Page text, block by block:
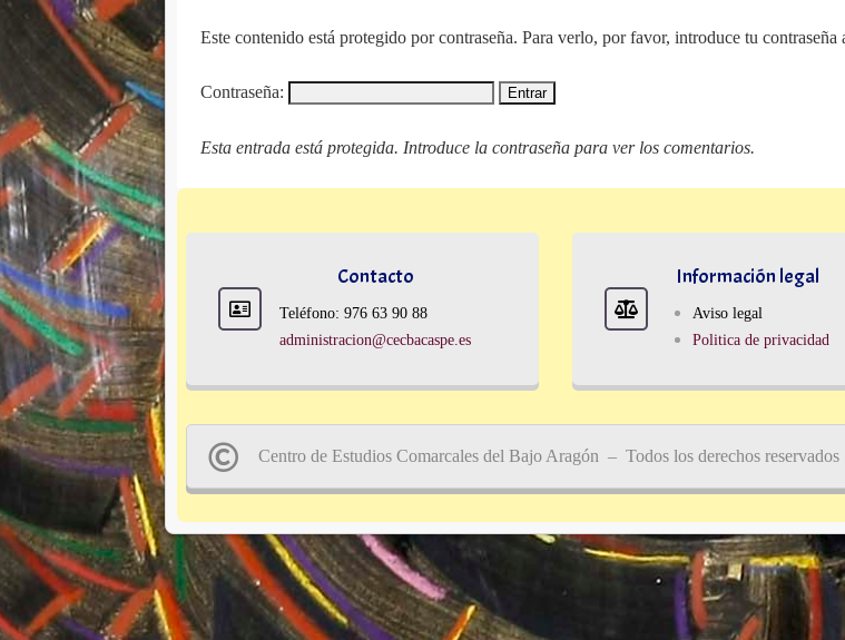
Este contenido está protegido por contraseña. Para verlo, por favor, introduce tu contraseña
Contraseña:
Esta entrada está protegida. Introduce la contraseña para ver los comentarios.
Contacto
Teléfono: 976 63 90 88
administracion@cecbacaspe.es
Información legal
Aviso legal
Politica de privacidad
Centro de Estudios Comarcales del Bajo Aragón – Todos los derechos reservados